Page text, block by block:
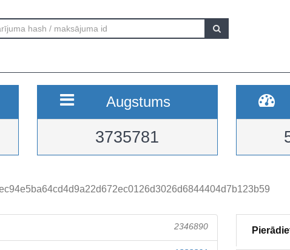
Augstums
3735781
2346890